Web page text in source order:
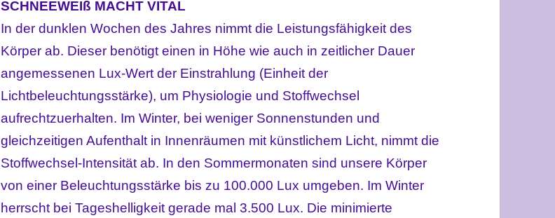
SCHNEEWEIß MACHT VITAL
In der dunklen Wochen des Jahres nimmt die Leistungsfähigkeit des
Körper ab. Dieser benötigt einen in Höhe wie auch in zeitlicher Dauer
angemessenen Lux-Wert der Einstrahlung (Einheit der
Lichtbeleuchtungsstärke), um Physiologie und Stoffwechsel
aufrechtzuerhalten. Im Winter, bei weniger Sonnenstunden und
gleichzeitigen Aufenthalt in Innenräumen mit künstlichem Licht, nimmt die
Stoffwechsel-Intensität ab. In den Sommermonaten sind unsere Körper
von einer Beleuchtungsstärke bis zu 100.000 Lux umgeben. Im Winter
herrscht bei Tageshelligkeit gerade mal 3.500 Lux. Die minimierte